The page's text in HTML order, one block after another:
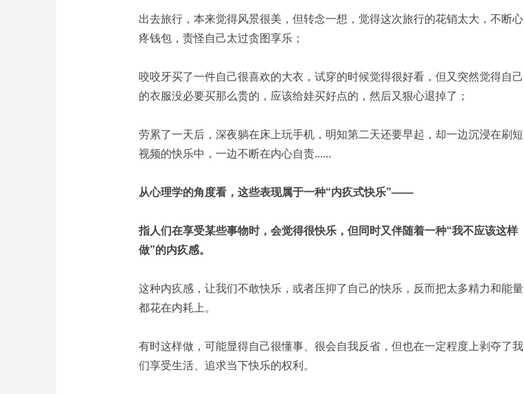
出去旅行，本来觉得风景很美，但转念一想，觉得这次旅行的花销太大，不断心
疼钱包，责怪自己太过贪图享乐；
咬咬牙买了一件自己很喜欢的大衣，试穿的时候觉得很好看，但又突然觉得自己
的衣服没必要买那么贵的，应该给娃买好点的，然后又狠心退掉了；
劳累了一天后，深夜躺在床上玩手机，明知第二天还要早起，却一边沉浸在刷短
视频的快乐中，一边不断在内心自责......
从心理学的角度看，这些表现属于一种“内疚式快乐”——
指人们在享受某些事物时，会觉得很快乐，但同时又伴随着一种“我不应该这样
做”的内疚感。
这种内疚感，让我们不敢快乐，或者压抑了自己的快乐，反而把太多精力和能量
都花在内耗上。
有时这样做，可能显得自己很懂事、很会自我反省，但也在一定程度上剥夺了我
们享受生活、追求当下快乐的权利。